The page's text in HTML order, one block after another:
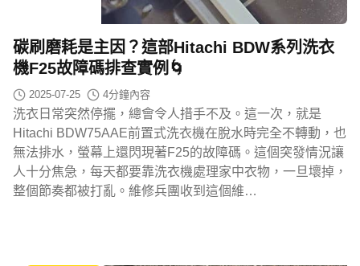
碳刷磨耗是主因？這部Hitachi BDW系列洗衣
機F25故障碼排查實例🌀
2025-07-25 4分鐘內容
洗衣日常突然停擺，總會令人措手不及。這一次，就是
Hitachi BDW75AAE前置式洗衣機在脫水時完全不轉動，也
無法排水，螢幕上還閃現著F25的故障碼。這個突發情況讓
人十分焦急，每天都要靠洗衣機處理家中衣物，一旦壞掉，
整個節奏都被打亂。維修兵團收到這個維…